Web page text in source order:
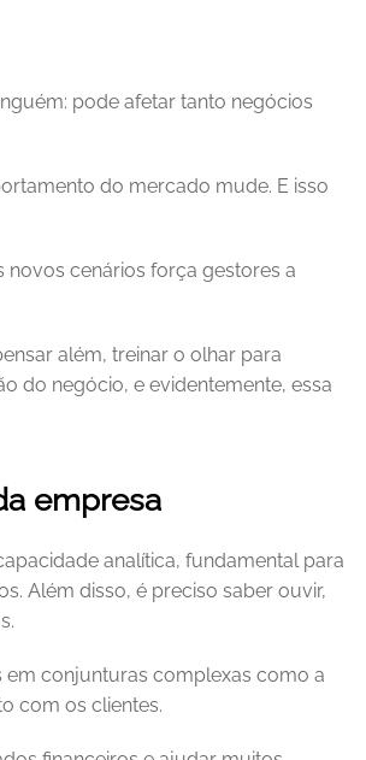
pode afetar tanto negócios
do mercado mude. E isso
cenários força gestores a
além, treinar o olhar para
do negócio, e evidentemente, essa
empresa
analítica, fundamental para
Além disso, é preciso saber ouvir,
conjunturas complexas como a
com os clientes.